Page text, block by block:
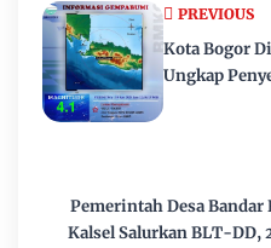
Pemerintah Desa Bandar
Kalsel Salurkan BLT-DD,
PREVIOUS
Kota Bogor
Ungkap